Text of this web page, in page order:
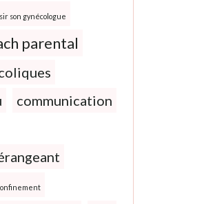
son gynécologue
parental
communication